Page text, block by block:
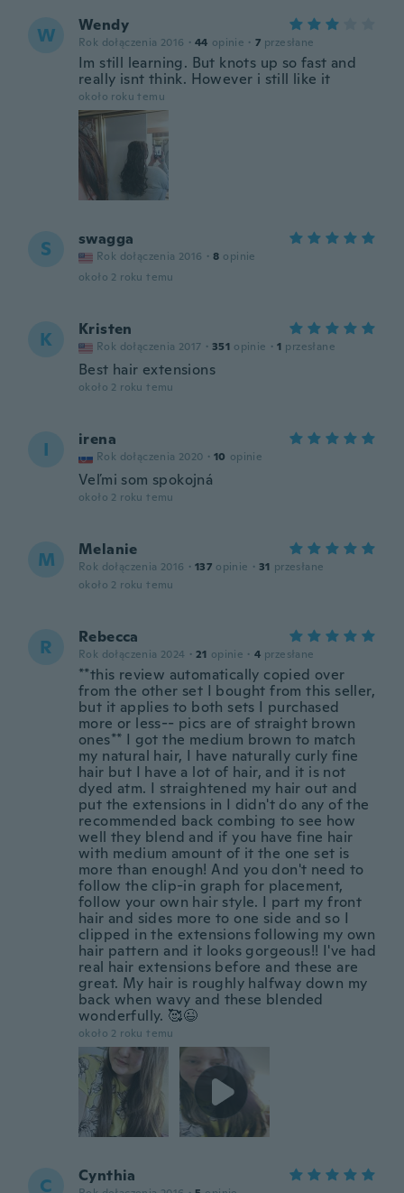
W Wendy
Rok dołączenia 2016 · 44 opinie · 7 przesłane
Im still learning. But knots up so fast and
really isnt think. However i still like it
około roku temu
S swagga
Rok dołączenia 2016 · 8 opinie
około 2 roku temu
K Kristen
Rok dołączenia 2017 · 351 opinie · 1 przesłane
Best hair extensions
około 2 roku temu
I irena
Rok dołączenia 2020 · 10 opinie
Veľmi som spokojná
około 2 roku temu
M Melanie
Rok dołączenia 2016 · 137 opinie · 31 przesłane
około 2 roku temu
R Rebecca
Rok dołączenia 2024 · 21 opinie · 4 przesłane
**this review automatically copied over
from the other set I bought from this seller,
but it applies to both sets I purchased
more or less-- pics are of straight brown
ones** I got the medium brown to match
my natural hair, I have naturally curly fine
hair but I have a lot of hair, and it is not
dyed atm. I straightened my hair out and
put the extensions in I didn't do any of the
recommended back combing to see how
well they blend and if you have fine hair
with medium amount of it the one set is
more than enough! And you don't need to
follow the clip-in graph for placement,
follow your own hair style. I part my front
hair and sides more to one side and so I
clipped in the extensions following my own
hair pattern and it looks gorgeous!! I've had
real hair extensions before and these are
great. My hair is roughly halfway down my
back when wavy and these blended
wonderfully. 🥰😉
około 2 roku temu
C Cynthia